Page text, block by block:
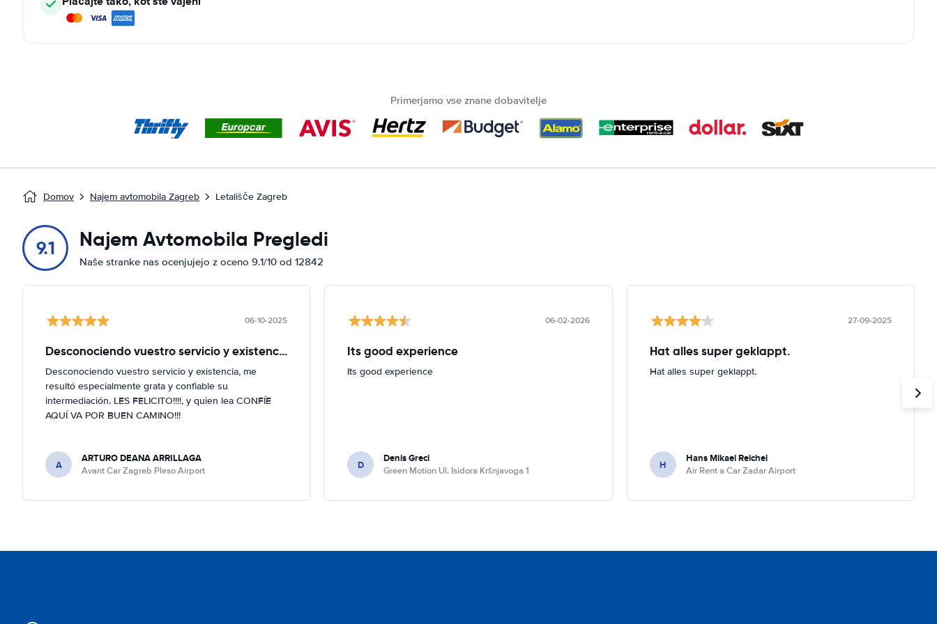
Primerjamo vse znane dobavitelje
Domov Najem avtomobila Zagreb Letališče Zagreb
9.1 Najem Avtomobila Pregledi
Naše stranke nas ocenjujejo z oceno 9.1/10 od 12842
06-10-2025
Desconociendo vuestro servicio y existencia
Desconociendo vuestro servicio y existencia, me
resultó especialmente grata y confiable su
intermediación. LES FELICITO!!!!, y quien lea CONFÍE
AQUÍ VA POR BUEN CAMINO!!!
A ARTURO DEANA ARRILLAGA
Avant Car Zagreb Pleso Airport
06-02-2026
Its good experience
Its good experience
D Denis Greci
Green Motion Ul. Isidora Kršnjavoga 1
27-09-2025
Hat alles super geklappt.
Hat alles super geklappt.
H Hans Mikael Reichel
Air Rent a Car Zadar Airport